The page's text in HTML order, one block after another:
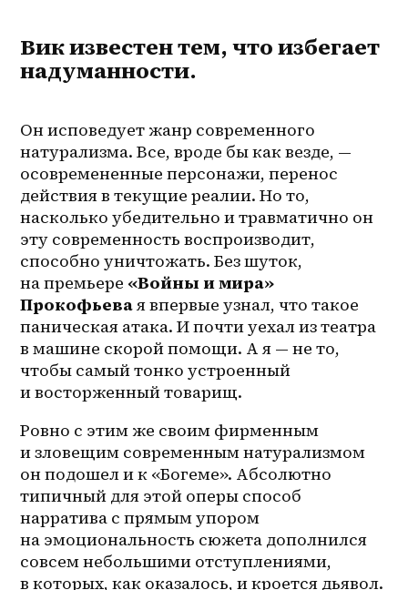
Вик известен тем, что избегает
надуманности.
Он исповедует жанр современного
натурализма. Все, вроде бы как везде, —
осовремененные персонажи, перенос
действия в текущие реалии. Но то,
насколько убедительно и травматично он
эту современность воспроизводит,
способно уничтожать. Без шуток,
на премьере «Войны и мира»
Прокофьева я впервые узнал, что такое
паническая атака. И почти уехал из театра
в машине скорой помощи. А я — не то,
чтобы самый тонко устроенный
и восторженный товарищ.
Ровно с этим же своим фирменным
и зловещим современным натурализмом
он подошел и к «Богеме». Абсолютно
типичный для этой оперы способ
нарратива с прямым упором
на эмоциональность сюжета дополнился
совсем небольшими отступлениями,
в которых, как оказалось, и кроется дьявол.